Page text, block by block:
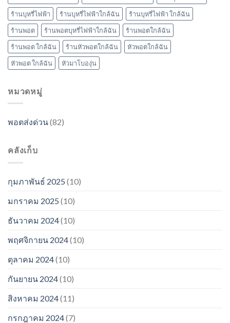
ร้านบุหรี่ไฟฟ้า
ร้านบุหรี่ไฟฟ้าใกล้ฉัน
ร้านบุหรี่ไฟฟ้า ใกล้ฉัน
ร้านพอต
ร้านพอตบุหรี่ไฟฟ้าใกล้ฉัน
ร้านพอตใกล้ฉัน
ร้านพอต ใกล้ฉัน
ร้านหัวพอตใกล้ฉัน
หัวพอตใกล้ฉัน
หัวพอต ใกล้ฉัน
หัวมาโบองุ่น
หมวดหมู่
พอตส่งด่วน(82)
คลังเก็บ
กุมภาพันธ์ 2025 (10)
มกราคม 2025 (10)
ธันวาคม 2024(10)
พฤศจิกายน 2024(10)
ตุลาคม 2024(10)
กันยายน 2024(10)
สิงหาคม 2024(11)
กรกฎาคม 2024(7)